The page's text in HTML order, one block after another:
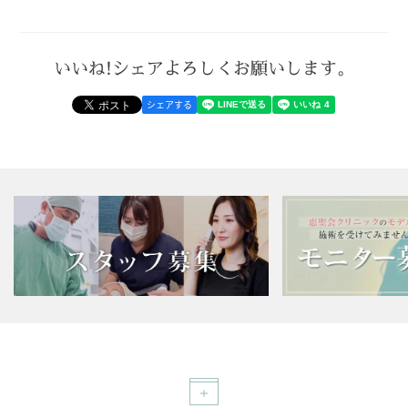
いいね!シェアよろしくお願いします。
シェアする